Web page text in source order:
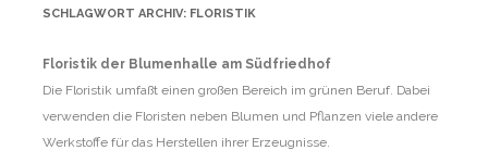
SCHLAGWORT ARCHIV: FLORISTIK
Floristik der Blumenhalle am Südfriedhof
Die Floristik umfaßt einen großen Bereich im grünen Beruf. Dabei
verwenden die Floristen neben Blumen und Pflanzen viele andere
Werkstoffe für das Herstellen ihrer Erzeugnisse.